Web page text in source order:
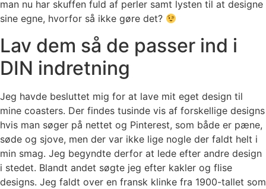
man nu har skuffen fuld af perler samt lysten til at designe
sine egne, hvorfor så ikke gøre det?
Lav dem så de passer ind i
DIN indretning
Jeg havde besluttet mig for at lave mit eget design til
mine coasters. Der findes tusinde vis af forskellige designs
hvis man søger på nettet og Pinterest, som både er pæne,
søde og sjove, men der var ikke lige nogle der faldt helt i
min smag. Jeg begyndte derfor at lede efter andre design
i stedet. Blandt andet søgte jeg efter kakler og flise
designs. Jeg faldt over en fransk klinke fra 1900-tallet som